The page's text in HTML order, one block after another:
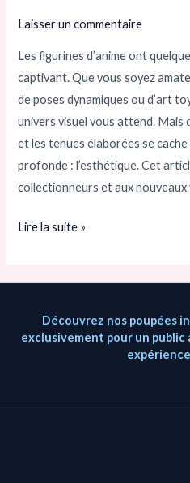
Laisser un commentaire
Les figurines d’anime ont
captivant. Que vous soyez
de poses dynamiques ou d’art
univers visuel vous attend. Mais
et les tenues élaborées se cache
profonde : l’esthétique. Cet
collectionneurs et aux nouveaux
importante
pour
collectionneurs
les
fans
Lire la suite »
Découvrez nos poupées
exclusivement pour un public